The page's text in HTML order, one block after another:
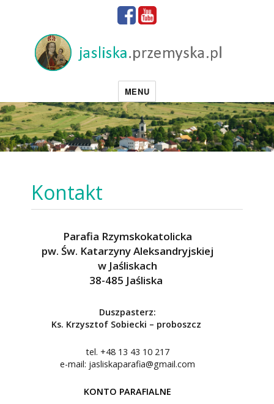
MENU
Kontakt
Parafia Rzymskokatolicka
pw. Św. Katarzyny Aleksandryjskiej
w Jaśliskach
38-485 Jaśliska
Duszpasterz:
Ks. Krzysztof Sobiecki – proboszcz
tel. +48 13 43 10 217
e-mail: jasliskaparafia@gmail.com
KONTO PARAFIALNE